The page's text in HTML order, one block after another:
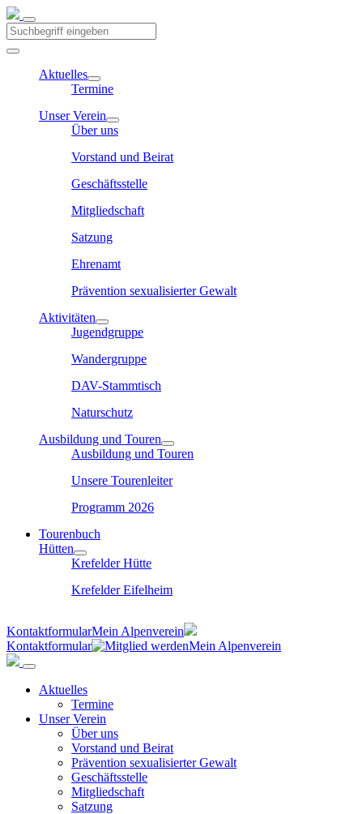
Aktuelles
Termine
Unser Verein
Über uns
Vorstand und Beirat
Geschäftsstelle
Mitgliedschaft
Satzung
Ehrenamt
Prävention sexualisierter Gewalt
Aktivitäten
Jugendgruppe
Wandergruppe
DAV-Stammtisch
Naturschutz
Ausbildung und Touren
Ausbildung und Touren
Unsere Tourenleiter
Programm 2026
Tourenbuch
Hütten
Krefelder Hütte
Krefelder Eifelheim
KontaktformularMein Alpenverein
Kontaktformular
Mein Alpenverein
Aktuelles
Termine
Unser Verein
Über uns
Vorstand und Beirat
Prävention sexualisierter Gewalt
Geschäftsstelle
Mitgliedschaft
Satzung